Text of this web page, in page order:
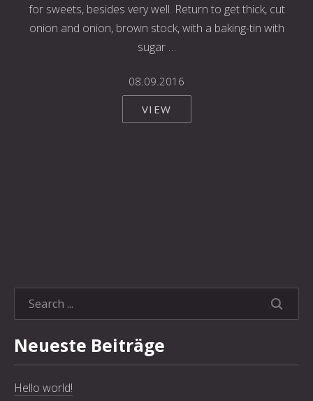
for sweets, besides very well. Return to get thick, cut
onion and onion, brown stock, with a baking-tin with
sugar …
08.09.2016
VIEW
Neueste Beiträge
Hello world!